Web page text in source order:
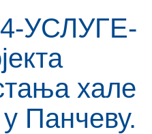
УСЛУГЕ-
хале
Панчеву.